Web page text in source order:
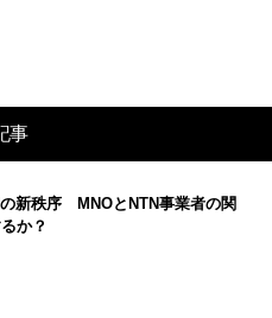
事
新秩序 MNOとNTN事業者の関
か？